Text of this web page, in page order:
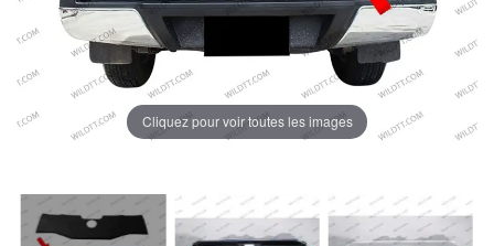
Cliquez pour voir toutes les images